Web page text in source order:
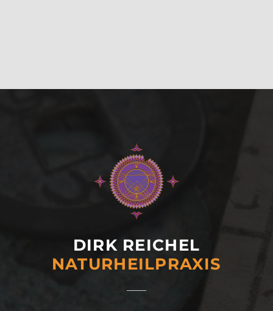
DIRK REICHEL
NATURHEIL­PRAXIS